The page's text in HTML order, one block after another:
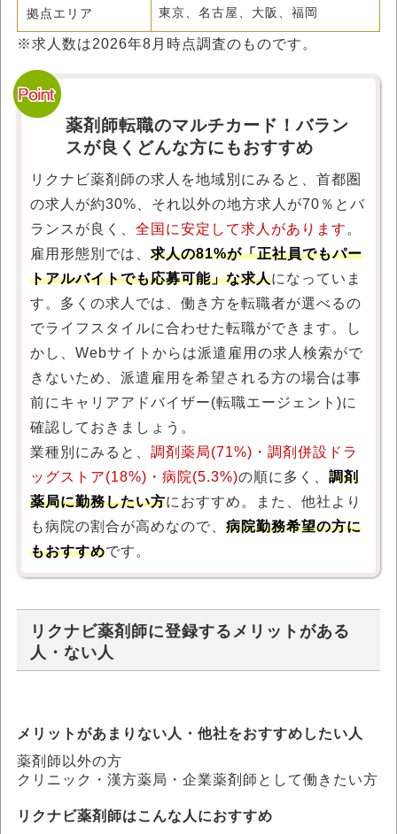
拠点エリア 東京、名古屋、大阪、福岡
※求人数は2026年8月 時点調査のものです。
薬剤師転職のマルチカード！バラン
スが良くどんな方にもおすすめ
リクナビ薬剤師の求人を地域別にみると、首都圏
の求人が約30%、それ以外の地方求人が70％とバ
ランスが良く、 全国に安定して求人があります 。
雇用形態別では、 求人の81%が「正社員でもパー
トアルバイトでも応募可能」な求人になっていま
す。多くの求人では、働き方を転職者が選べるの
でライフスタイルに合わせた転職ができます。し
かし、Webサイトからは派遣雇用の求人検索がで
きないため、派遣雇用を希望される方の場合は事
前にキャリアアドバイザー(転職エージェント)に
確認しておきましょう。
業種別にみると、 調剤薬局(71%)・調剤併設ドラ
ッグストア(18%)・病院(5.3%)の順に多く、 調剤
薬局に勤務したい方におすすめ。また、他社より
も病院の割合が高めなので、 病院勤務希望の方に
もおすすめです。
リクナビ薬剤師に登録するメリットがある
人・ない人
メリットがあまりない人・他社をおすすめしたい人
薬剤師以外の方
クリニック・漢方薬局・企業薬剤師として働きたい方
リクナビ薬剤師はこんな人におすすめ